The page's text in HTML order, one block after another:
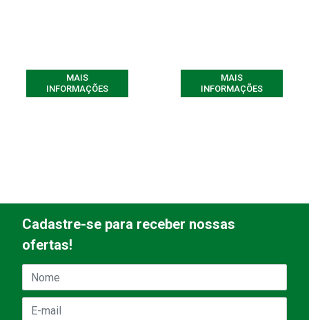
MAIS
INFORMAÇÕES
MAIS
INFORMAÇÕES
Cadastre-se para receber nossas
ofertas!